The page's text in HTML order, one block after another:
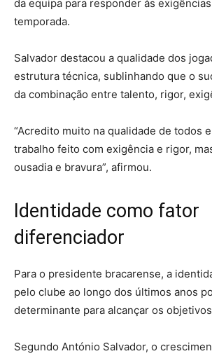
da equipa para responder às
temporada.
Salvador destacou a qualidade dos
estrutura técnica, sublinhando que o
da combinação entre talento, rigor,
“Acredito muito na qualidade de todos
trabalho feito com exigência e rigor,
ousadia e bravura”, afirmou.
Identidade como fator
diferenciador
Para o presidente bracarense, a
pelo clube ao longo dos últimos anos
determinante para alcançar os
Segundo António Salvador, o